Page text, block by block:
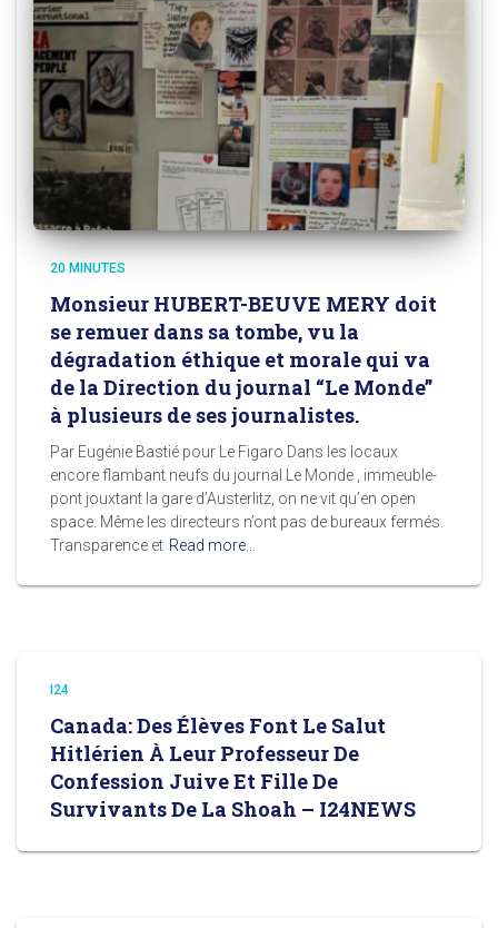
20 MINUTES
Monsieur HUBERT-BEUVE MERY doit
se remuer dans sa tombe, vu la
dégradation éthique et morale qui va
de la Direction du journal “Le Monde”
à plusieurs de ses journalistes.
Par Eugénie Bastié pour Le Figaro Dans les locaux
encore flambant neufs du journal Le Monde , immeuble-
pont jouxtant la gare d’Austerlitz, on ne vit qu’en open
space. Même les directeurs n’ont pas de bureaux fermés.
Transparence et Read more…
I24
Canada: Des Élèves Font Le Salut
Hitlérien À Leur Professeur De
Confession Juive Et Fille De
Survivants De La Shoah – I24NEWS